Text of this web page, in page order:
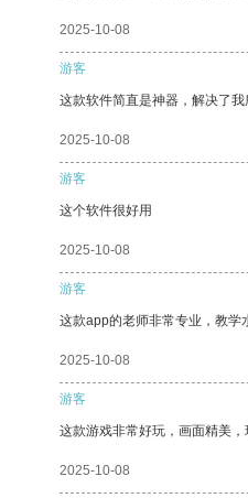
2025-10-08
游客
这款软件简直是神器，解决了我
2025-10-08
游客
这个软件很好用
2025-10-08
游客
这款app的老师非常专业，教学
2025-10-08
游客
这款游戏非常好玩，画面精美，
2025-10-08